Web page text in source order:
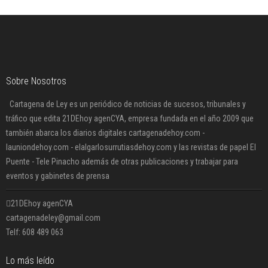
Sobre Nosotros
Cartagena de Ley es un periódico de noticias de sucesos, tribunales y
tráfico que edita 21DEhoy agenCYA, empresa fundada en el año 2009 que
también abarca los diarios digitales cartagenadehoy.com -
launiondehoy.com - elalgarlosurrutiasdehoy.com y las revistas de papel El
Puente - Tele Pinacho además de otras publicaciones y trabajar para
eventos y gabinetes de prensa
21DEhoy agenCYA
cartagenadeley@gmail.com
Telf: 608 489 063
Lo más leído